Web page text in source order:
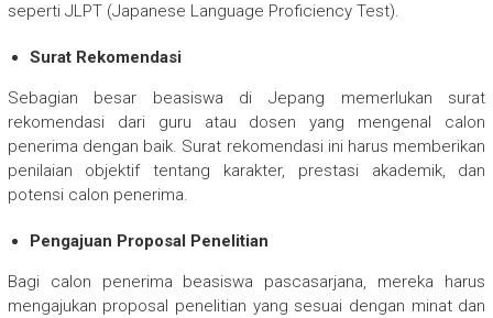
seperti JLPT (Japanese Language Proficiency Test).
Surat Rekomendasi
Sebagian besar beasiswa di Jepang memerlukan surat
rekomendasi dari guru atau dosen yang mengenal calon
penerima dengan baik. Surat rekomendasi ini harus memberikan
penilaian objektif tentang karakter, prestasi akademik, dan
potensi calon penerima.
Pengajuan Proposal Penelitian
Bagi calon penerima beasiswa pascasarjana, mereka harus
mengajukan proposal penelitian yang sesuai dengan minat dan